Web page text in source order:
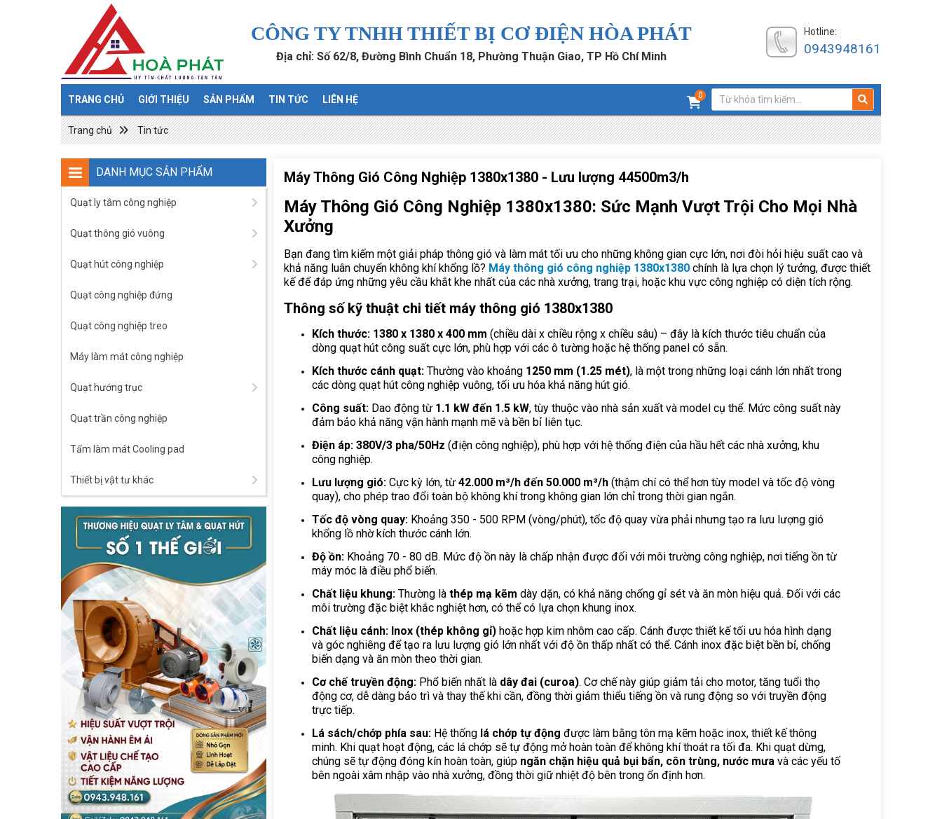
CÔNG TY TNHH THIẾT BỊ CƠ ĐIỆN HÒA PHÁT
Địa chỉ: Số 62/8, Đường Bình Chuẩn 18, Phường Thuận Giao, TP Hồ Chí Minh
Hotline:
0943948161
TRANG CHỦ GIỚI THIỆU SẢN PHẨM TIN TỨC LIÊN HỆ 0
Trang chủ Tin tức
DANH MỤC SẢN PHẨM
Quạt ly tâm công nghiệp
Quạt thông gió vuông
Quạt hút công nghiệp
Quạt công nghiệp đứng
Quạt công nghiệp treo
Máy làm mát công nghiệp
Quạt hướng trục
Quạt trần công nghiệp
Tấm làm mát Cooling pad
Thiết bị vật tư khác
Máy Thông Gió Công Nghiệp 1380x1380 - Lưu lượng 44500m3/h
Máy Thông Gió Công Nghiệp 1380x1380: Sức Mạnh Vượt Trội Cho Mọi Nhà
Xưởng
Bạn đang tìm kiếm một giải pháp thông gió và làm mát tối ưu cho những không gian cực lớn, nơi đòi hỏi hiệu suất cao và
khả năng luân chuyển không khí khổng lồ? Máy thông gió công nghiệp 1380x1380chính là lựa chọn lý tưởng, được thiết
kế để đáp ứng những yêu cầu khắt khe nhất của các nhà xưởng, trang trại, hoặc khu vực công nghiệp có diện tích rộng.
Thông số kỹ thuật chi tiết máy thông gió 1380x1380
Kích thước: 1380 x 1380 x 400 mm (chiều dài x chiều rộng x chiều sâu) – đây là kích thước tiêu chuẩn của
dòng quạt hút công suất cực lớn, phù hợp với các ô tường hoặc hệ thống panel có sẵn.
Kích thước cánh quạt:Thường vào khoảng 1250 mm (1.25 mét), là một trong những loại cánh lớn nhất trong
các dòng quạt hút công nghiệp vuông, tối ưu hóa khả năng hút gió.
Công suất:Dao động từ 1.1 kW đến 1.5 kW, tùy thuộc vào nhà sản xuất và model cụ thể. Mức công suất này
đảm bảo khả năng vận hành mạnh mẽ và bền bỉ liên tục.
Điện áp: 380V/3 pha/50Hz (điện công nghiệp), phù hợp với hệ thống điện của hầu hết các nhà xưởng, khu
công nghiệp.
Lưu lượng gió:Cực kỳ lớn, từ 42.000 m³/h đến 50.000 m³/h(thậm chí có thể hơn tùy model và tốc độ vòng
quay), cho phép trao đổi toàn bộ không khí trong không gian lớn chỉ trong thời gian ngắn.
Tốc độ vòng quay:Khoảng 350 - 500 RPM (vòng/phút), tốc độ quay vừa phải nhưng tạo ra lưu lượng gió
khổng lồ nhờ kích thước cánh lớn.
Độ ồn:Khoảng 70 - 80 dB. Mức độ ồn này là chấp nhận được đối với môi trường công nghiệp, nơi tiếng ồn từ
máy móc là điều phổ biến.
Chất liệu khung:Thường là thép mạ kẽm dày dặn, có khả năng chống gỉ sét và ăn mòn hiệu quả. Đối với các
môi trường đặc biệt khắc nghiệt hơn, có thể có lựa chọn khung inox.
Chất liệu cánh: Inox (thép không gỉ)hoặc hợp kim nhôm cao cấp. Cánh được thiết kế tối ưu hóa hình dạng
và góc nghiêng để tạo ra lưu lượng gió lớn nhất với độ ồn thấp nhất có thể. Cánh inox đặc biệt bền bỉ, chống
biến dạng và ăn mòn theo thời gian.
Cơ chế truyền động:Phổ biến nhất là dây đai (curoa). Cơ chế này giúp giảm tải cho motor, tăng tuổi thọ
động cơ, dễ dàng bảo trì và thay thế khi cần, đồng thời giảm thiểu tiếng ồn và rung động so với truyền động
trực tiếp.
Lá sách/chớp phía sau:Hệ thống lá chớp tự động được làm bằng tôn mạ kẽm hoặc inox, thiết kế thông
minh. Khi quạt hoạt động, các lá chớp sẽ tự động mở hoàn toàn để không khí thoát ra tối đa. Khi quạt dừng,
chúng sẽ tự động đóng kín hoàn toàn, giúp ngăn chặn hiệu quả bụi bẩn, côn trùng, nước mưavà các yếu tố
bên ngoài xâm nhập vào nhà xưởng, đồng thời giữ nhiệt độ bên trong ổn định hơn.